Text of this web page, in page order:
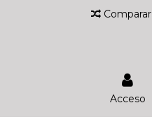
Comparar
Acceso